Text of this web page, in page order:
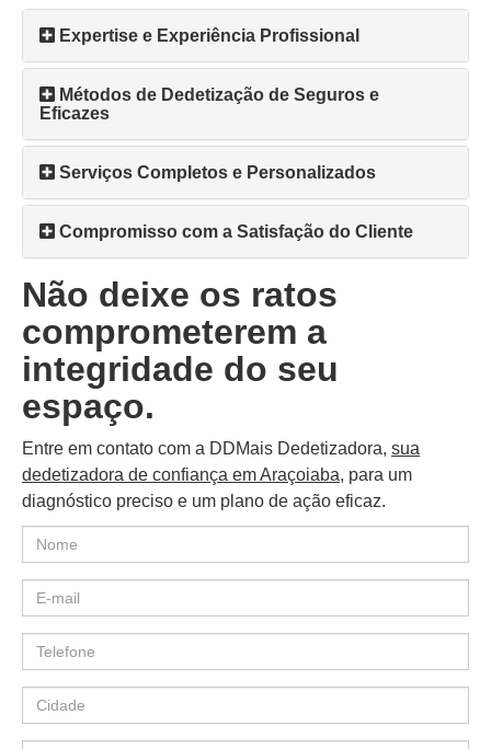
Expertise e Experiência Profissional
Métodos de Dedetização de Seguros e
Eficazes
Serviços Completos e Personalizados
Compromisso com a Satisfação do Cliente
Não deixe os ratos
comprometerem a
integridade do seu
espaço.
Entre em contato com a DDMais Dedetizadora, sua
dedetizadora de confiança em Araçoiaba, para um
diagnóstico preciso e um plano de ação eficaz.